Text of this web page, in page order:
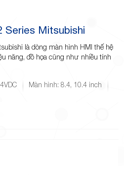
Series Mitsubishi
là dòng màn hình HMI thế hệ
năng, đồ họa cũng như nhiều tính
Màn hình: 8.4, 10.4 inch